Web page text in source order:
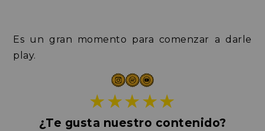
Es un gran momento para comenzar a darle
play.
★★★★★
¿Te gusta nuestro contenido?